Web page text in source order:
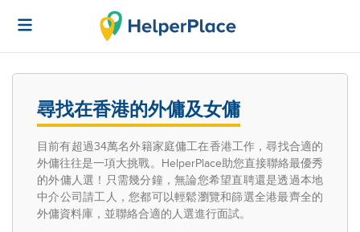
尋找在香港的外傭及女傭
目前有超過34萬名外籍家庭傭工在香港工作，尋找合適的
外傭往往是一項大挑戰。HelperPlace助您直接聯絡最優秀
的外傭人選！只需幾分鐘，無論您希望直聘還是透過本地
中介公司請工人，您都可以輕鬆瀏覽和篩選全港最齊全的
外傭資料庫，並聯絡合適的人選進行面試。